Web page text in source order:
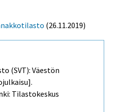
(26.11.2019)
(SVT): Väestön
Tilastokeskus